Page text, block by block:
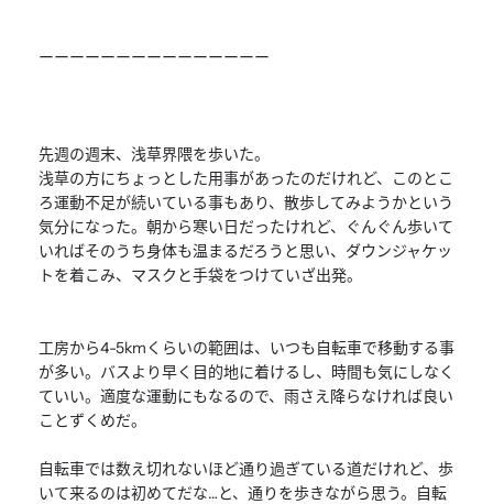
ーーーーーーーーーーーーーーー
先週の週末、浅草界隈を歩いた。
浅草の方にちょっとした用事があったのだけれど、このとこ
ろ運動不足が続いている事もあり、散歩してみようかという
気分になった。朝から寒い日だったけれど、ぐんぐん歩いて
いればそのうち身体も温まるだろうと思い、ダウンジャケッ
トを着こみ、マスクと手袋をつけていざ出発。
工房から4-5kmくらいの範囲は、いつも自転車で移動する事
が多い。バスより早く目的地に着けるし、時間も気にしなく
ていい。適度な運動にもなるので、雨さえ降らなければ良い
ことずくめだ。
自転車では数え切れないほど通り過ぎている道だけれど、歩
いて来るのは初めてだな…と、通りを歩きながら思う。自転